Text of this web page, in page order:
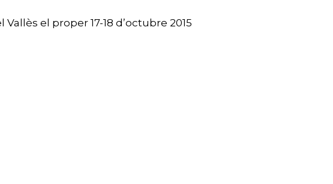
el proper 17-18 d’octubre 2015